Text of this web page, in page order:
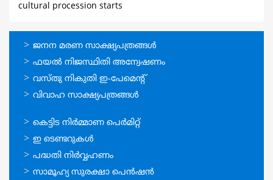
cultural procession starts
ഓണ്‍ലൈന്‍
സേവനങ്ങള്‍
ജനന മരണ സാക്ഷ്യപത്രങ്ങള്‍
ഫയല്‍ നിജസ്ഥിതി അന്വേഷണം
വസ്തു നികുതി ഇ-പേമെന്റ്
വിവാഹ സാക്ഷ്യപത്രങ്ങള്‍
ഓണ്‍ലൈന്‍
സേവനങ്ങള്‍
കെട്ടിട നിര്‍മ്മാണ പെര്‍മിറ്റ്‌
ഇ ടെണ്ടറുകള്‍
പദ്ധതി നിര്‍വ്വഹണം
സാമൂഹ്യ സുരക്ഷാ പെന്‍ഷന്‍